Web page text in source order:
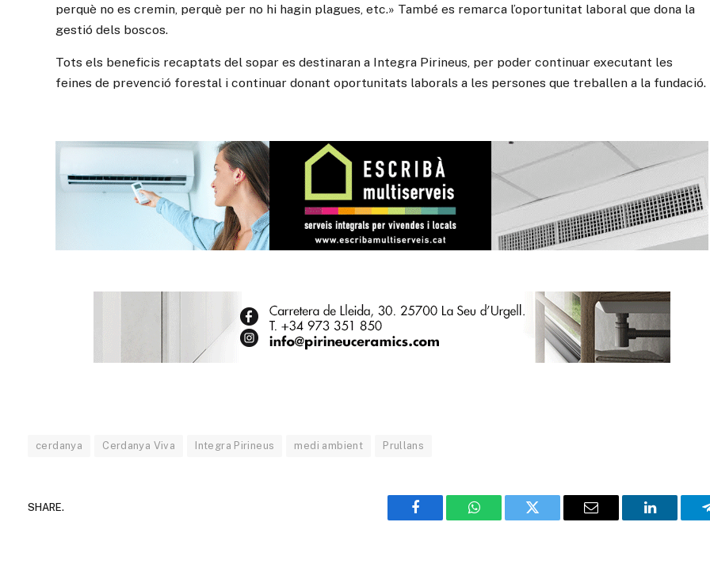
perquè no es cremin, perquè per no hi hagin plagues, etc.» També es remarca l’oportunitat laboral que dona la
gestió dels boscos.
Tots els beneficis recaptats del sopar es destinaran a Integra Pirineus, per poder continuar executant les
feines de prevenció forestal i continuar donant oportunitats laborals a les persones que treballen a la fundació.
cerdanya Cerdanya Viva Integra Pirineus medi ambient Prullans
SHARE.
Facebook WhatsAppTwitter Email LinkedIn